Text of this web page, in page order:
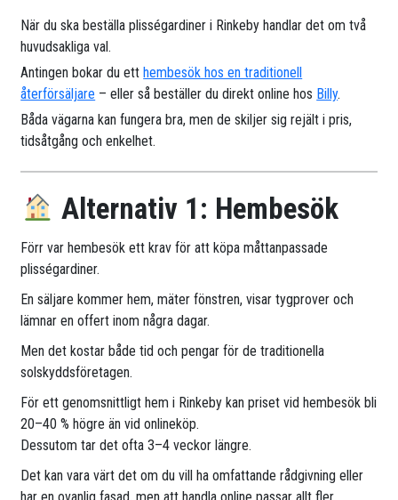
När du ska beställa plisségardiner i Rinkeby handlar det om två
huvudsakliga val.
Antingen bokar du etthembesök hos en traditionell
återförsäljare – eller så beställer du direkt online hos Billy.
Båda vägarna kan fungera bra, men de skiljer sig rejält i pris,
tidsåtgång och enkelhet.
Alternativ 1: Hembesök
Förr var hembesök ett krav för att köpa måttanpassade
plisségardiner.
En säljare kommer hem, mäter fönstren, visar tygprover och
lämnar en offert inom några dagar.
Men det kostar både tid och pengar för de traditionella
solskyddsföretagen.
För ett genomsnittligt hem i Rinkeby kan priset vid hembesök bli
20–40 % högre än vid onlineköp.
Dessutom tar det ofta 3–4 veckor längre.
Det kan vara värt det om du vill ha omfattande rådgivning eller